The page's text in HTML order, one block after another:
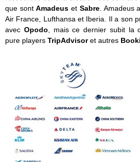
que sontAmadeuset Sabre. Amadeus
Air France, Lufthansa et Iberia. Il a son
avec Opodo , mais ce dernier subit la
pure players TripAdvisoret autres